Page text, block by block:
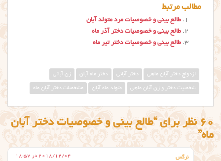
مطالب مرتبط
طالع بینی و خصوصیات مرد متولد آبان
طالع بینی و خصوصیات دختر آذر ماه
طالع بینی و خصوصیات دختر تیر ماه
ازدواچ دختر آبان ماهی دختر آبانی دختر ماه آبان زن آبانی
شخصیت دختر و زن آبان ماهی متولد ماه آبان مشخصات دختر آبان ماه
60 نظر برای “طالع بینی و خصوصیات دختر آبان
ماه”
نرگس 2018/12/04 در 18:57